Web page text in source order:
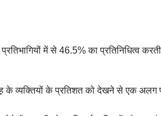
में से 46.5% का प्रतिनिधित्व
के व्यक्तियों के प्रतिशत को देखने से एक अलग